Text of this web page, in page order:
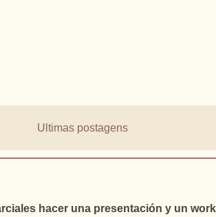
Ultimas postagens
hacer una presentación y un